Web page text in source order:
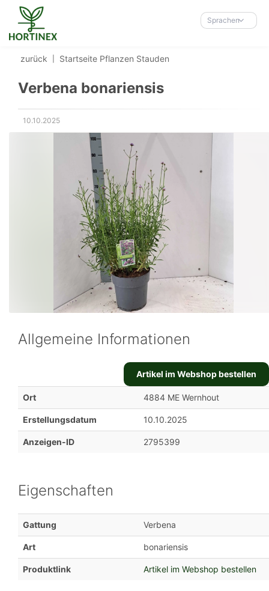
Accessibility-
Modus
aktivieren
Navigation
Inhalt
Sprachen
zurück Startseite Pflanzen Stauden
Verbena bonariensis
Erstellungsdatum:
10.10.2025
Allgemeine Informationen
Artikel im Webshop bestellen
Ort 4884 ME Wernhout
Erstellungsdatum 10.10.2025
Anzeigen-ID 2795399
Eigenschaften
Gattung Verbena
Art bonariensis
Produktlink Artikel im Webshop bestellen